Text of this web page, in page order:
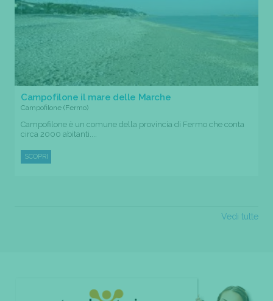
Campofilone il mare delle Marche
Campofilone (Fermo)
Campofilone è un comune della provincia di Fermo che conta
circa 2000 abitanti....
SCOPRI
Vedi tutte